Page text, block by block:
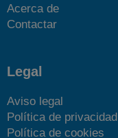
Acerca de
Contactar
Legal
Aviso legal
Política de privacidad
Política de cookies